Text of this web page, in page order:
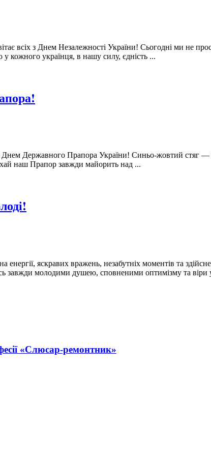
всіх з Днем Незалежності України! Сьогодні ми не
кожного українця, в нашу силу, єдність ...
Днем Державного Прапора України! Синьо-жовтий стяг
наш Прапор завжди майорить над ...
яскравих вражень, незабутніх моментів та
завжди молодими душею, сповненими оптимізму та віри
«Слюсар-ремонтник»